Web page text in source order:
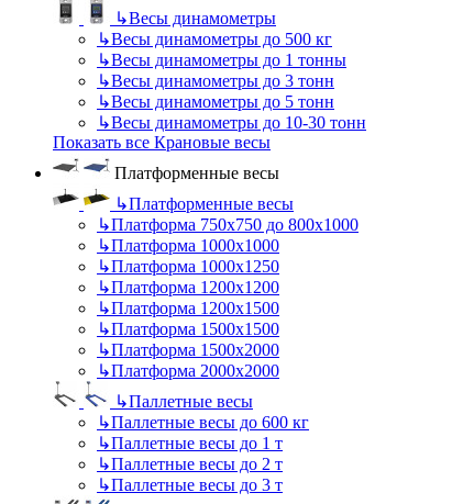
↳Весы динамометры
↳Весы динамометры до 500 кг
↳Весы динамометры до 1 тонны
↳Весы динамометры до 3 тонн
↳Весы динамометры до 5 тонн
↳Весы динамометры до 10-30 тонн
Показать все Крановые весы
Платформенные весы
↳Платформенные весы
↳Платформа 750х750 до 800х1000
↳Платформа 1000х1000
↳Платформа 1000х1250
↳Платформа 1200х1200
↳Платформа 1200х1500
↳Платформа 1500х1500
↳Платформа 1500х2000
↳Платформа 2000х2000
↳Паллетные весы
↳Паллетные весы до 600 кг
↳Паллетные весы до 1 т
↳Паллетные весы до 2 т
↳Паллетные весы до 3 т